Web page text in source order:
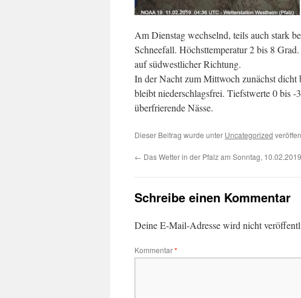
Am Dienstag wechselnd, teils auch stark
Schneefall. Höchsttemperatur 2 bis 8
auf südwestlicher Richtung.
In der Nacht zum Mittwoch zunächst
bleibt niederschlagsfrei. Tiefstwerte 0 bis
überfrierende Nässe.
Dieser Beitrag wurde unter Uncategorized
← Das Wetter in der Pfalz am Sonntag, 10.02.2019
Schreibe einen Kommentar
Deine E-Mail-Adresse wird nicht
Kommentar*